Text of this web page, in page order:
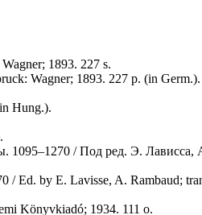
1893. 227 s.
Wagner; 1893. 227 p. (in Germ.).
Hung.).
1095–1270 / Под ред. Э.
/ Ed. by E. Lavisse, A. Rambaud;
Könyvkiadó; 1934. 111 o.